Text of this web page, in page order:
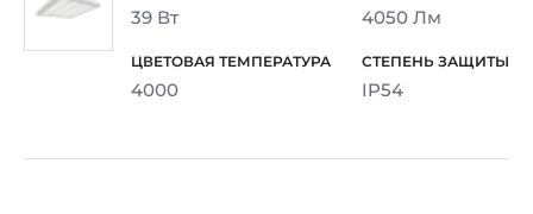
39 Вт 4050 Лм
4000 IP54